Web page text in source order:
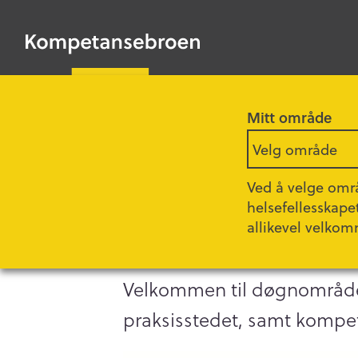
Mitt område
Velg område
Ved å velge
allikevel
HOVEDINNHOLD
Kompetansebroen
Velkommen til
praksisstedet, samt